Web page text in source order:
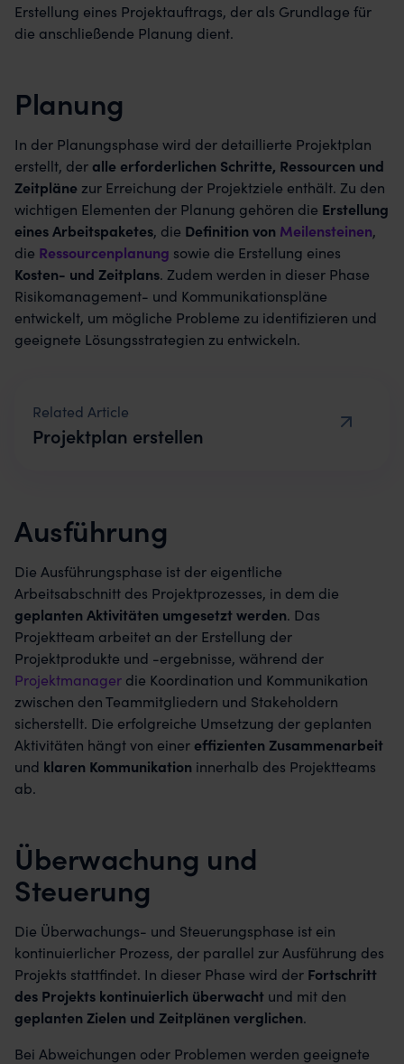
Erstellung eines Projektauftrags, der als Grundlage für
die anschließende Planung dient.
Planung
In der Planungsphase wird der detaillierte Projektplan
erstellt, der alle erforderlichen Schritte, Ressourcen und
Zeitpläne zur Erreichung der Projektziele enthält. Zu den
wichtigen Elementen der Planung gehören die Erstellung
eines Arbeitspaketes, die Definition von Meilensteinen,
die Ressourcenplanung sowie die Erstellung eines
Kosten- und Zeitplans. Zudem werden in dieser Phase
Risikomanagement- und Kommunikationspläne
entwickelt, um mögliche Probleme zu identifizieren und
geeignete Lösungsstrategien zu entwickeln.
Projektplan erstellen
Ausführung
Die Ausführungsphase ist der eigentliche
Arbeitsabschnitt des Projektprozesses, in dem die
geplanten Aktivitäten umgesetzt werden. Das
Projektteam arbeitet an der Erstellung der
Projektprodukte und -ergebnisse, während der
Projektmanager die Koordination und Kommunikation
zwischen den Teammitgliedern und Stakeholdern
sicherstellt. Die erfolgreiche Umsetzung der geplanten
Aktivitäten hängt von einer effizienten Zusammenarbeit
und klaren Kommunikation innerhalb des Projektteams
ab.
Überwachung und
Steuerung
Die Überwachungs- und Steuerungsphase ist ein
kontinuierlicher Prozess, der parallel zur Ausführung des
Projekts stattfindet. In dieser Phase wird der Fortschritt
des Projekts kontinuierlich überwacht und mit den
geplanten Zielen und Zeitplänen verglichen.
Bei Abweichungen oder Problemen werden geeignete